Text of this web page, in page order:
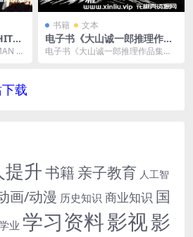
[JP
R
书籍 文本
电子书《大山诚一郎推理作品
集》全6册合集[PDF/65MB]云
电子书《大山诚一郎推理作品集》
载
提升书籍 亲子教育 人工智
画/动漫 历史知识 商业知识 国
业 学习资料影视影